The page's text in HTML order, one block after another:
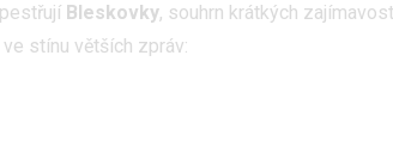
Bleskovky, souhrn krátkých
stínu větších zpráv: